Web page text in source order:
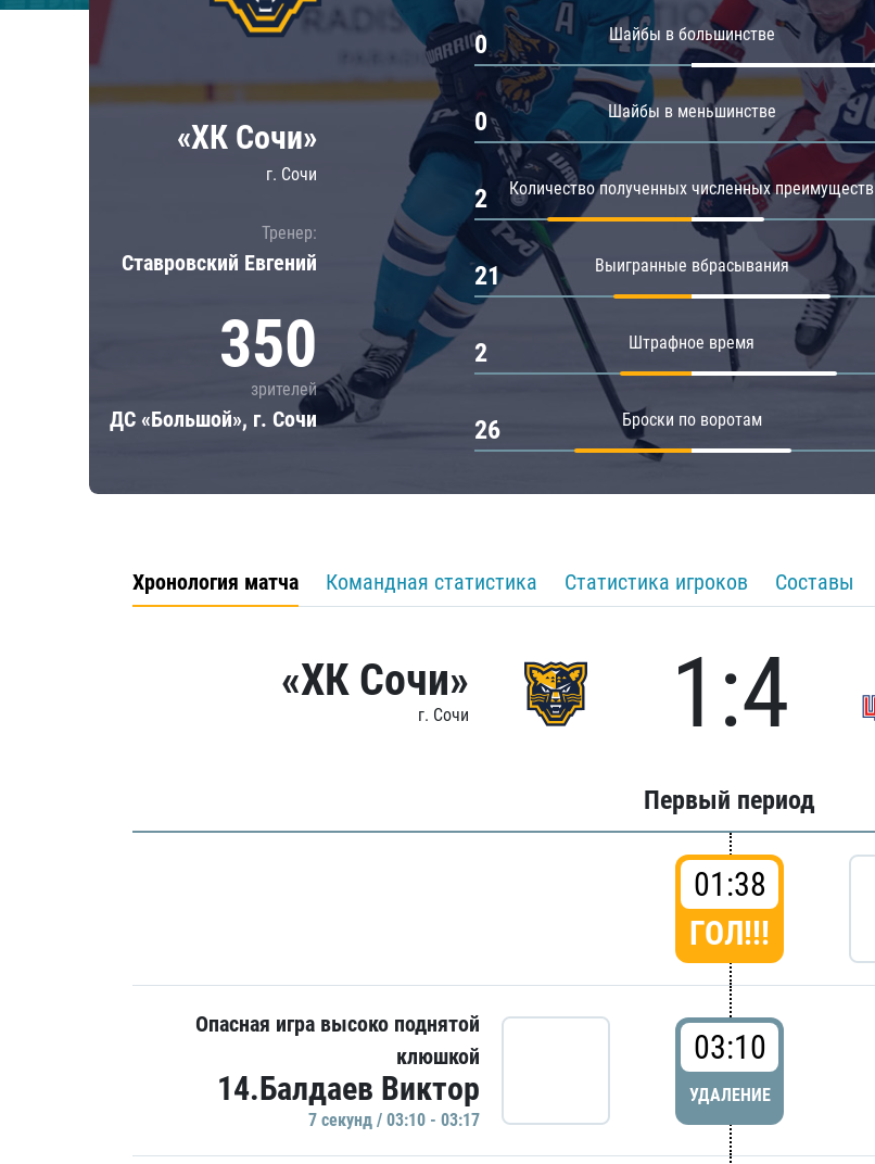
Локомотив
ЦСКА
Шанхайские Драконы
Амур
Барыс
Салават Юлаев
«ХК Сочи»
г. Сочи
Тренер:
Ставровский Евгений
350
зрителей
ДС «Большой», г. Сочи
Шайбы в большинстве
0
Шайбы в меньшинстве
0
Количество полученных численных преимуществ
2
Выигранные вбрасывания
21
Штрафное время
2
Броски по воротам
26
Хронология матча Командная статистика Статистика игроков Составы
«ХК Сочи»
г. Сочи 1:4
Первый период
01:38
ГОЛ!!!
Опасная игра высоко поднятой
клюшкой
14.Балдаев Виктор
7 секунд / 03:10 - 03:17
03:10
УДАЛЕНИЕ